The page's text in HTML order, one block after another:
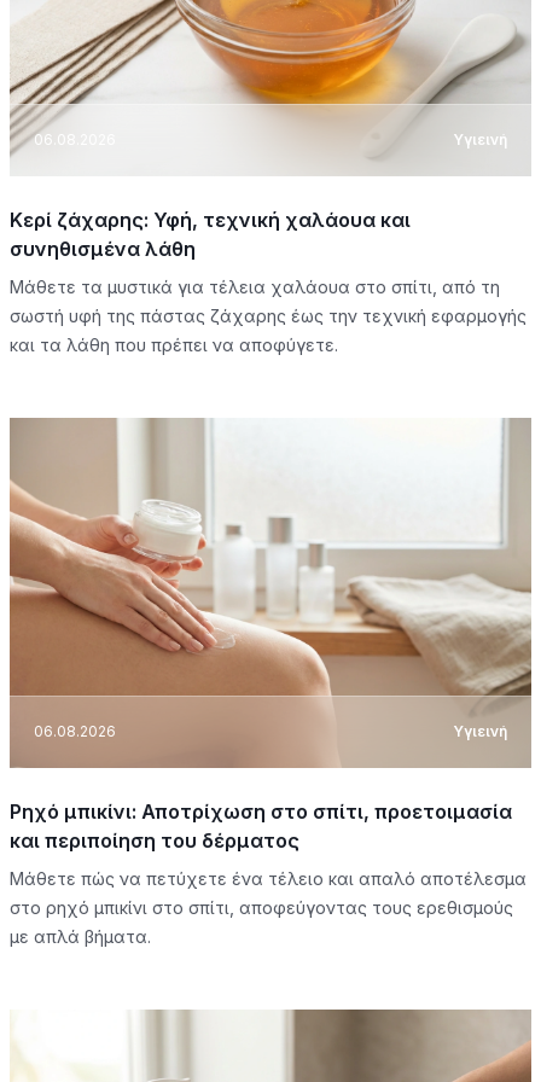
06.08.2026 Υγιεινή
Κερί ζάχαρης: Υφή, τεχνική χαλάουα και
συνηθισμένα λάθη
Μάθετε τα μυστικά για τέλεια χαλάουα στο σπίτι, από τη
σωστή υφή της πάστας ζάχαρης έως την τεχνική εφαρμογής
και τα λάθη που πρέπει να αποφύγετε.
06.08.2026 Υγιεινή
Ρηχό μπικίνι: Αποτρίχωση στο σπίτι, προετοιμασία
και περιποίηση του δέρματος
Μάθετε πώς να πετύχετε ένα τέλειο και απαλό αποτέλεσμα
στο ρηχό μπικίνι στο σπίτι, αποφεύγοντας τους ερεθισμούς
με απλά βήματα.